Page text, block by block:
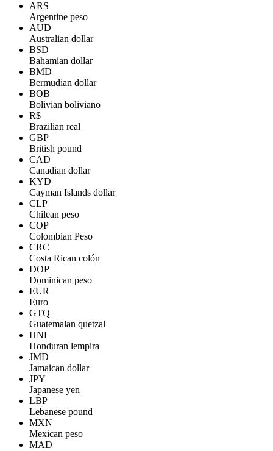
ARS
Argentine peso
AUD
Australian dollar
BSD
Bahamian dollar
BMD
Bermudian dollar
BOB
Bolivian boliviano
R$
Brazilian real
GBP
British pound
CAD
Canadian dollar
KYD
Cayman Islands dollar
CLP
Chilean peso
COP
Colombian Peso
CRC
Costa Rican colón
DOP
Dominican peso
EUR
Euro
GTQ
Guatemalan quetzal
HNL
Honduran lempira
JMD
Jamaican dollar
JPY
Japanese yen
LBP
Lebanese pound
MXN
Mexican peso
MAD